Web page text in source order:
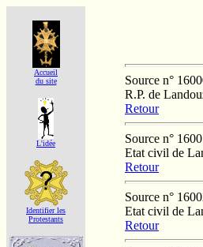
Accueil
du site
L'idée
Identifier les
Protestants
Source n°
R.P. de
Retour
Source n°
Etat civil de
Retour
Source n°
Etat civil de
Retour